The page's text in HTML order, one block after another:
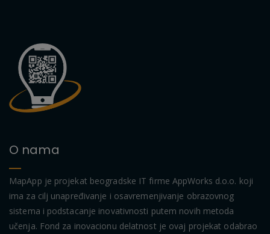
O nama
MapApp je projekat beogradske IT firme AppWorks d.o.o. koji
ima za cilj unapređivanje i osavremenjivanje obrazovnog
sistema i podstacanje inovativnosti putem novih metoda
učenja. Fond za inovacionu delatnost je ovaj projekat odabrao